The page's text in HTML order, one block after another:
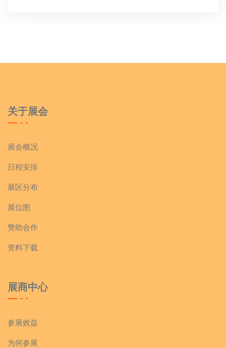
关于展会
展会概况
日程安排
展区分布
展位图
赞助合作
资料下载
展商中心
参展效益
为何参展